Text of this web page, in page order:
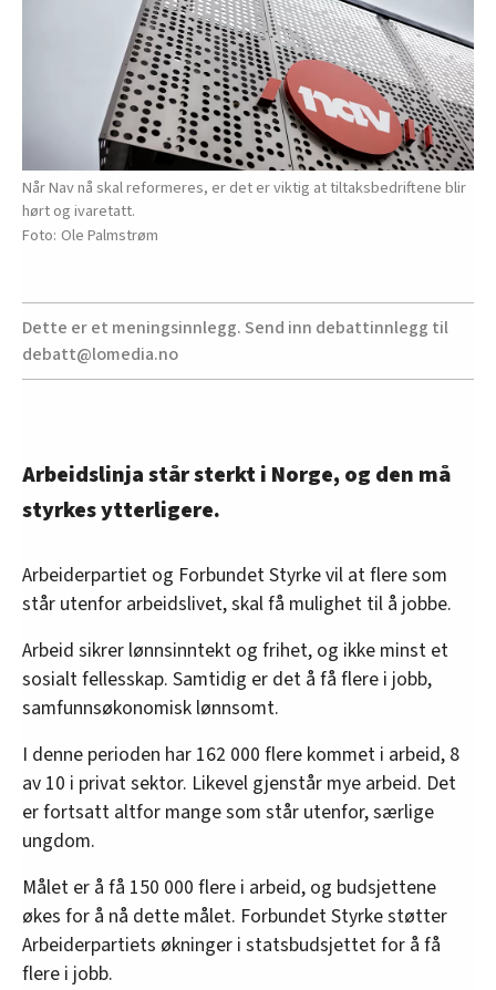
Når Nav nå skal reformeres, er det er viktig at tiltaksbedriftene blir
hørt og ivaretatt.
Ole Palmstrøm
Dette er et meningsinnlegg. Send inn debattinnlegg til
debatt@lomedia.no
Arbeidslinja står sterkt i Norge, og den må
styrkes ytterligere.
Arbeiderpartiet og Forbundet Styrke vil at flere som
står utenfor arbeidslivet, skal få mulighet til å jobbe.
Arbeid sikrer lønnsinntekt og frihet, og ikke minst et
sosialt fellesskap. Samtidig er det å få flere i jobb,
samfunnsøkonomisk lønnsomt.
I denne perioden har 162 000 flere kommet i arbeid, 8
av 10 i privat sektor. Likevel gjenstår mye arbeid. Det
er fortsatt altfor mange som står utenfor, særlige
ungdom.
Målet er å få 150 000 flere i arbeid, og budsjettene
økes for å nå dette målet. Forbundet Styrke støtter
Arbeiderpartiets økninger i statsbudsjettet for å få
flere i jobb.